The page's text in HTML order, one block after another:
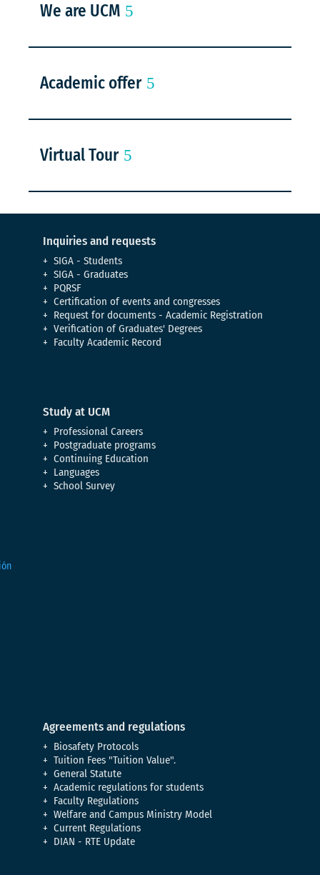
We are UCM
Academic offer
Virtual Tour
Inquiries and requests
SIGA - Students
SIGA - Graduates
PQRSF
Certification of events and congresses
Request for documents - Academic Registration
Verification of Graduates' Degrees
Faculty Academic Record
Study at UCM
Professional Careers
Postgraduate programs
Continuing Education
Languages
School Survey
Agreements and regulations
Biosafety Protocols
Tuition Fees "Tuition Value".
General Statute
Academic regulations for students
Faculty Regulations
Welfare and Campus Ministry Model
Current Regulations
DIAN - RTE Update